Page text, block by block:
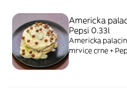
Americka
Pepsi 0.33l
Americka palacinka: Beli krem,
mrvice crne +